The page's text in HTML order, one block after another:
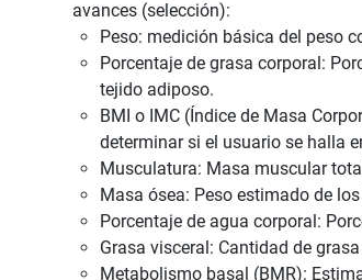
avances (selección):
Peso: medición básica del peso
Porcentaje de grasa corporal:
tejido adiposo.
BMI o IMC (Índice de Masa
determinar si el usuario se halla
Musculatura: Masa muscular
Masa ósea: Peso estimado de
Porcentaje de agua corporal:
Grasa visceral: Cantidad de
Metabolismo basal (BMR):